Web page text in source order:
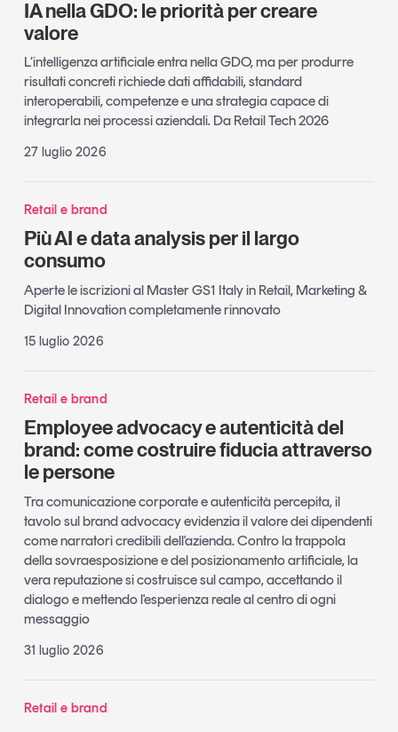
IA nella GDO: le priorità per creare
valore
L’intelligenza artificiale entra nella GDO, ma per produrre
risultati concreti richiede dati affidabili, standard
interoperabili, competenze e una strategia capace di
integrarla nei processi aziendali. Da Retail Tech 2026
27 luglio 2026
Retail e brand
Più AI e data analysis per il largo
consumo
Aperte le iscrizioni al Master GS1 Italy in Retail, Marketing &
Digital Innovation completamente rinnovato
15 luglio 2026
Retail e brand
Employee advocacy e autenticità del
brand: come costruire fiducia attraverso
le persone
Tra comunicazione corporate e autenticità percepita, il
tavolo sul brand advocacy evidenzia il valore dei dipendenti
come narratori credibili dell'azienda. Contro la trappola
della sovraesposizione e del posizionamento artificiale, la
vera reputazione si costruisce sul campo, accettando il
dialogo e mettendo l'esperienza reale al centro di ogni
messaggio
31 luglio 2026
Retail e brand